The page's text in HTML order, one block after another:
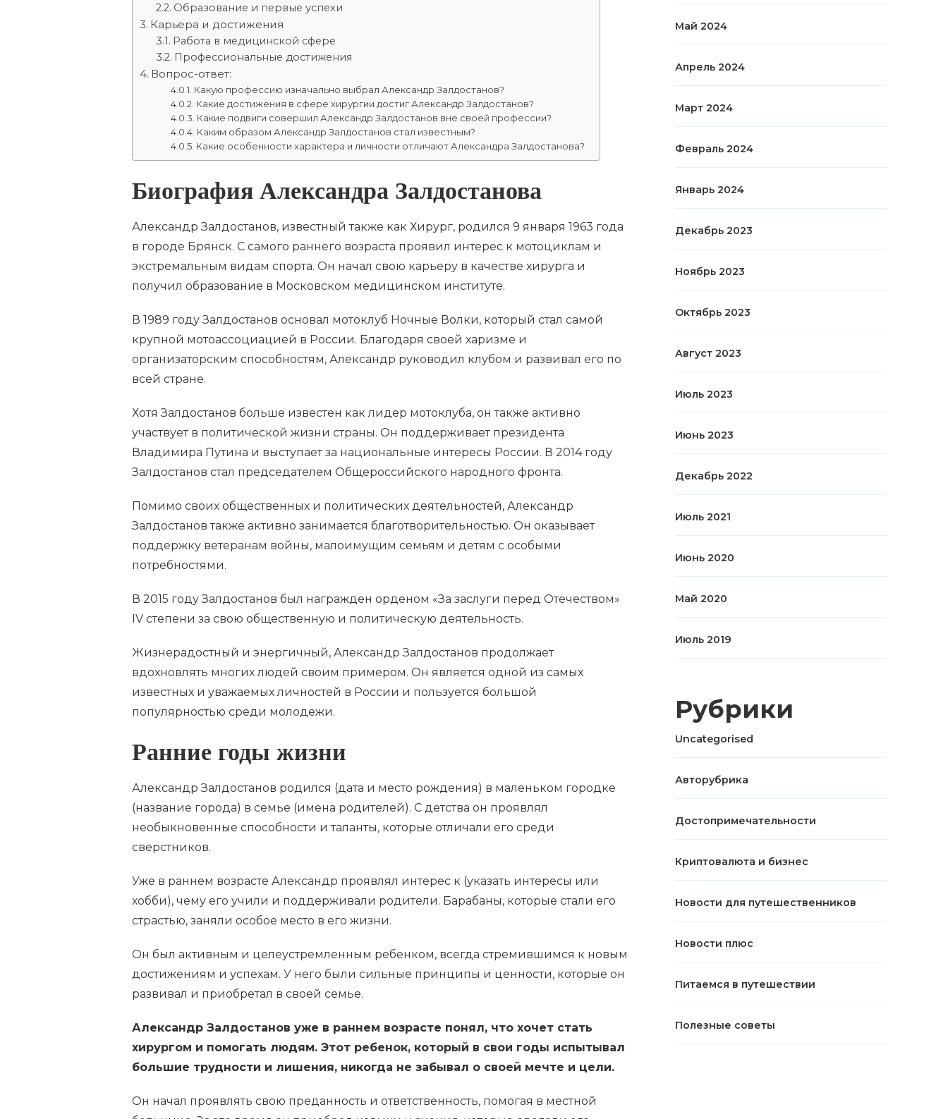
Образование и первые успехи
Карьера и достижения
Работа в медицинской сфере
Профессиональные достижения
Вопрос-ответ:
Какую профессию изначально выбрал Александр Залдостанов?
Какие достижения в сфере хирургии достиг Александр Залдостанов?
Какие подвиги совершил Александр Залдостанов вне своей профессии?
Каким образом Александр Залдостанов стал известным?
Какие особенности характера и личности отличают Александра Залдостанова?
Биография Александра Залдостанова
Александр Залдостанов, известный также как Хирург, родился 9 января 1963 года
в городе Брянск. С самого раннего возраста проявил интерес к мотоциклам и
экстремальным видам спорта. Он начал свою карьеру в качестве хирурга и
получил образование в Московском медицинском институте.
В 1989 году Залдостанов основал мотоклуб Ночные Волки, который стал самой
крупной мотоассоциацией в России. Благодаря своей харизме и
организаторским способностям, Александр руководил клубом и развивал его по
всей стране.
Хотя Залдостанов больше известен как лидер мотоклуба, он также активно
участвует в политической жизни страны. Он поддерживает президента
Владимира Путина и выступает за национальные интересы России. В 2014 году
Залдостанов стал председателем Общероссийского народного фронта.
Помимо своих общественных и политических деятельностей, Александр
Залдостанов также активно занимается благотворительностью. Он оказывает
поддержку ветеранам войны, малоимущим семьям и детям с особыми
потребностями.
В 2015 году Залдостанов был награжден орденом «За заслуги перед Отечеством»
IV степени за свою общественную и политическую деятельность.
Жизнерадостный и энергичный, Александр Залдостанов продолжает
вдохновлять многих людей своим примером. Он является одной из самых
известных и уважаемых личностей в России и пользуется большой
популярностью среди молодежи.
Ранние годы жизни
Александр Залдостанов родился (дата и место рождения) в маленьком городке
(название города) в семье (имена родителей). С детства он проявлял
необыкновенные способности и таланты, которые отличали его среди
сверстников.
Уже в раннем возрасте Александр проявлял интерес к (указать интересы или
хобби), чему его учили и поддерживали родители. Барабаны, которые стали его
страстью, заняли особое место в его жизни.
Он был активным и целеустремленным ребенком, всегда стремившимся к новым
достижениям и успехам. У него были сильные принципы и ценности, которые он
развивал и приобретал в своей семье.
Александр Залдостанов уже в раннем возрасте понял, что хочет стать
хирургом и помогать людям. Этот ребенок, который в свои годы испытывал
большие трудности и лишения, никогда не забывал о своей мечте и цели.
Он начал проявлять свою преданность и ответственность, помогая в местной
Май 2024
Апрель 2024
Март 2024
Февраль 2024
Январь 2024
Декабрь 2023
Ноябрь 2023
Октябрь 2023
Август 2023
Июль 2023
Июнь 2023
Декабрь 2022
Июль 2021
Июнь 2020
Май 2020
Июль 2019
Рубрики
Uncategorised
Авторубрика
Достопримечательности
Криптовалюта и бизнес
Новости для путешественников
Новости плюс
Питаемся в путешествии
Полезные советы